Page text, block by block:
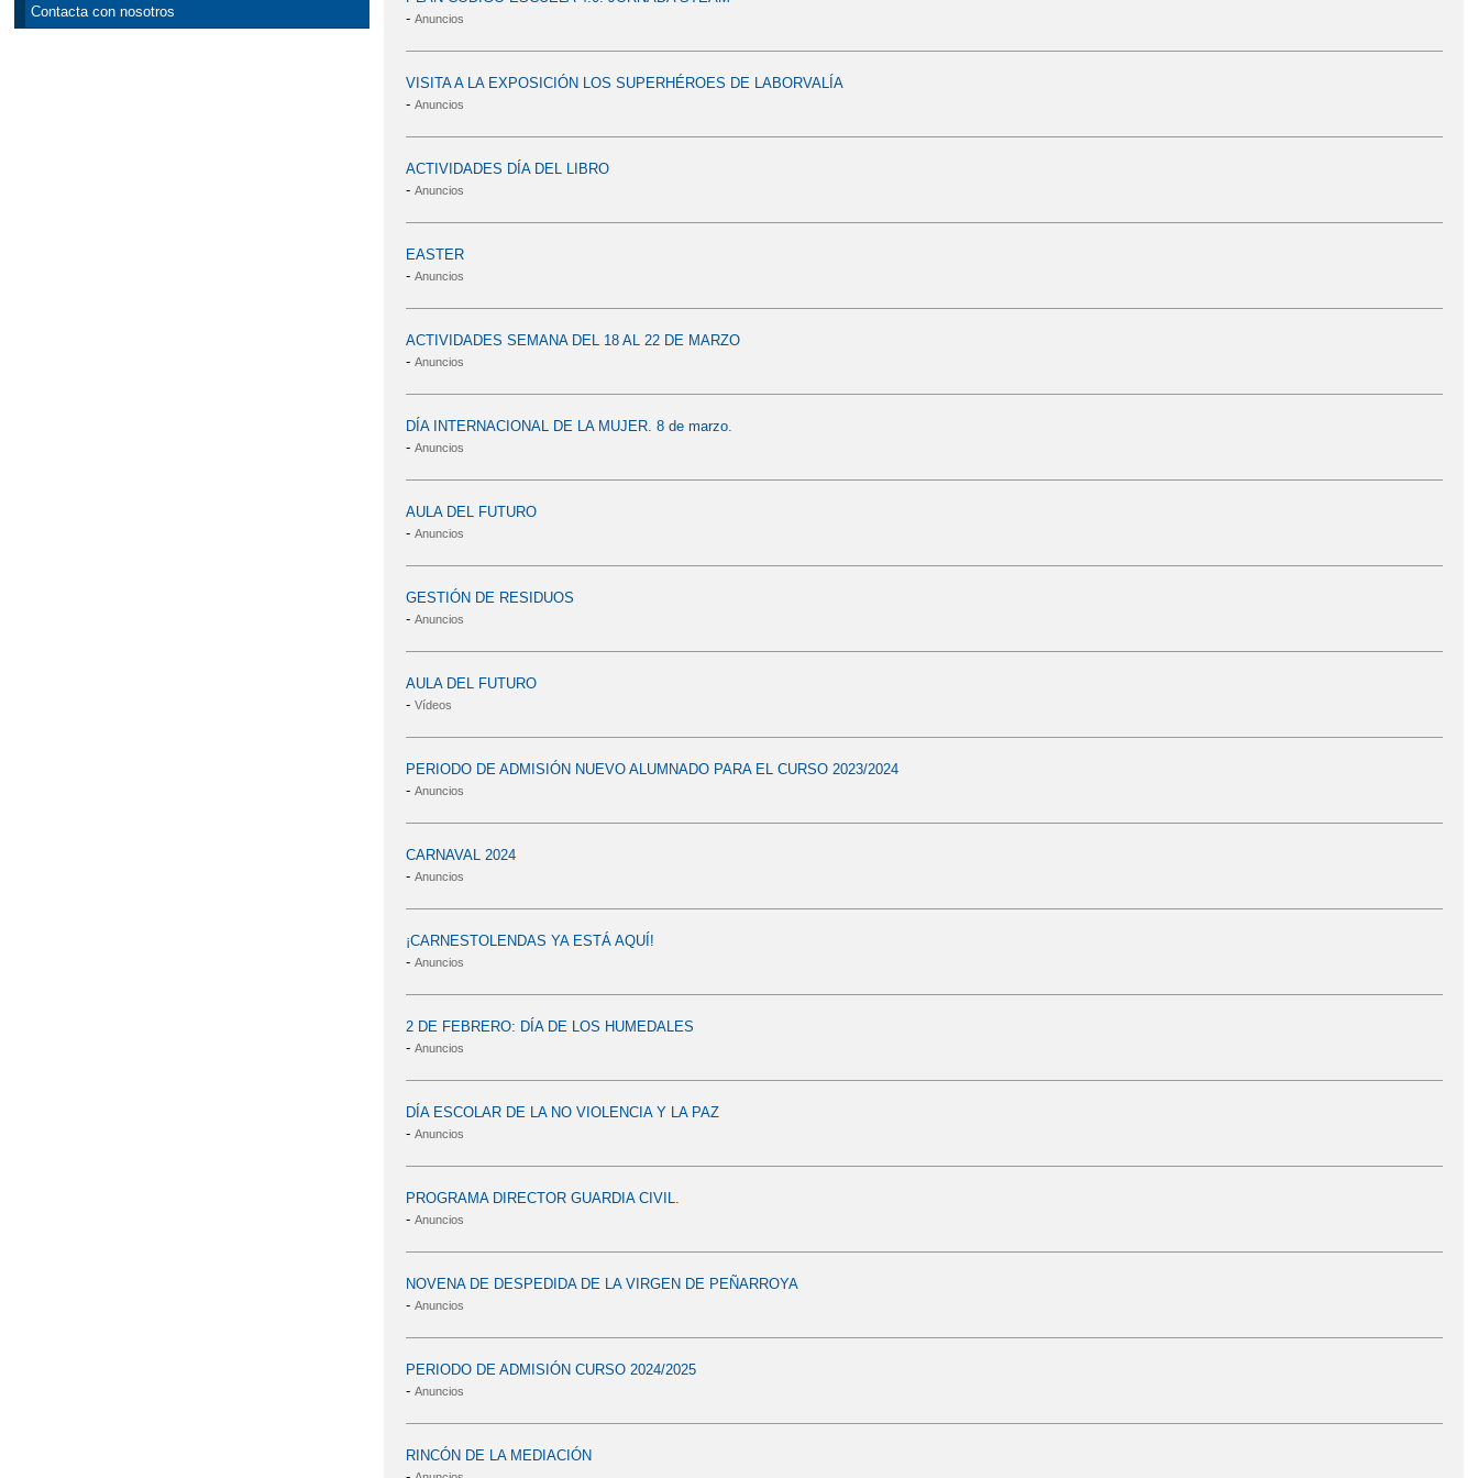
Contacta con nosotros
- Anuncios
VISITA A LA EXPOSICIÓN LOS SUPERHÉROES DE LABORVALÍA
- Anuncios
ACTIVIDADES DÍA DEL LIBRO
- Anuncios
EASTER
- Anuncios
ACTIVIDADES SEMANA DEL 18 AL 22 DE MARZO
- Anuncios
DÍA INTERNACIONAL DE LA MUJER. 8 de marzo.
- Anuncios
AULA DEL FUTURO
- Anuncios
GESTIÓN DE RESIDUOS
- Anuncios
AULA DEL FUTURO
- Vídeos
PERIODO DE ADMISIÓN NUEVO ALUMNADO PARA EL CURSO 2023/2024
- Anuncios
CARNAVAL 2024
- Anuncios
¡CARNESTOLENDAS YA ESTÁ AQUÍ!
- Anuncios
2 DE FEBRERO: DÍA DE LOS HUMEDALES
- Anuncios
DÍA ESCOLAR DE LA NO VIOLENCIA Y LA PAZ
- Anuncios
PROGRAMA DIRECTOR GUARDIA CIVIL.
- Anuncios
NOVENA DE DESPEDIDA DE LA VIRGEN DE PEÑARROYA
- Anuncios
PERIODO DE ADMISIÓN CURSO 2024/2025
- Anuncios
RINCÓN DE LA MEDIACIÓN